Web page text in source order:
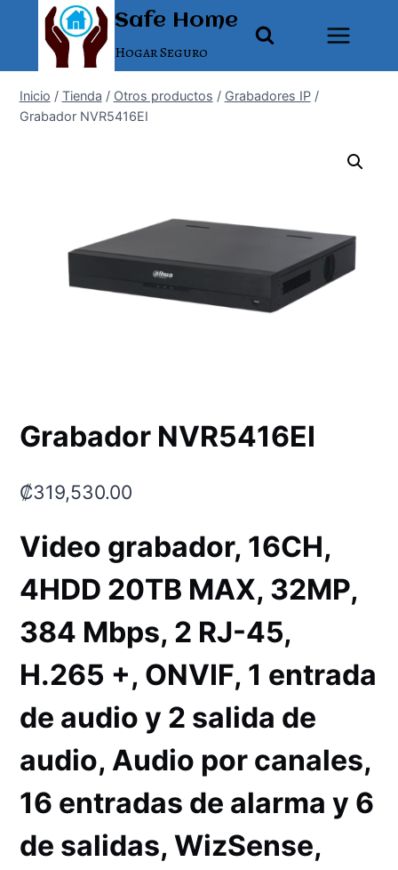
contenido
Safe Home
Hogar Seguro
Inicio / Tienda / Otros productos / Grabadores IP /
Grabador NVR5416EI
Grabador NVR5416EI
₡319,530.00
Video grabador, 16CH,
4HDD 20TB MAX, 32MP,
384 Mbps, 2 RJ-45,
H.265 +, ONVIF, 1 entrada
de audio y 2 salida de
audio, Audio por canales,
16 entradas de alarma y 6
de salidas, WizSense,